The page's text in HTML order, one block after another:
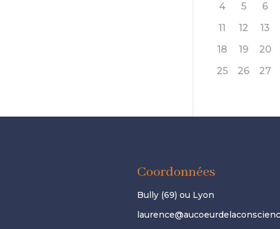
4
5 6
11
12 13
18
19 20
25
26 27
Coordonnées
Bully (69) ou Lyon